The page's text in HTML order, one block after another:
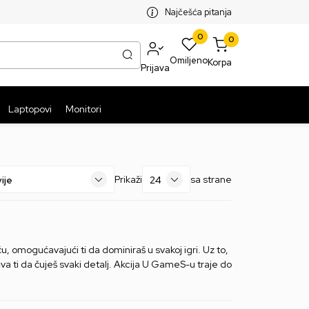
ISPORUKA PAKETA PREKO 5999 RSDNajčešća pitanja
Prijava
0
Omiljeno
0
Korpa
Laptopovi Monitori
Prikaži sa strane
omogućavajući ti da dominiraš u svakoj igri. Uz to,
ti da čuješ svaki detalj. Akcija U GameS-u traje do